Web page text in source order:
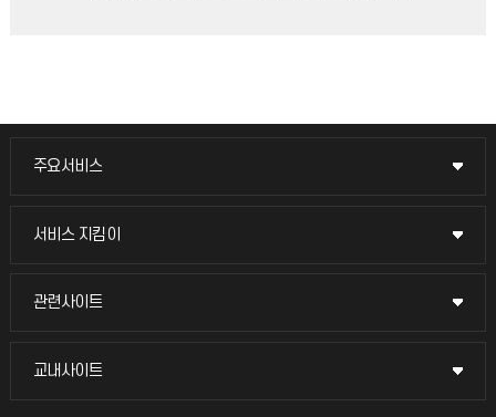
주요서비스
주요서비스
교무회의방송
서비스 지킴이
서비스 지킴이
묻고 답하기
관련사이트
관련사이트
국방헬프콜
교내사이트
교내사이트